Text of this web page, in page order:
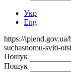
Укр
Eng
https://
suchasnomu-sviti-
Пошук
Пошук